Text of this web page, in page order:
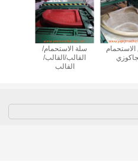
سلة الاستحمام/
القالب/القالب/
القالب